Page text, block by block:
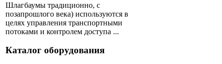
Шлагбаумы традиционно, с
позапрошлого века) используются в
целях управления транспортными
потоками и контролем доступа ...
Каталог оборудования